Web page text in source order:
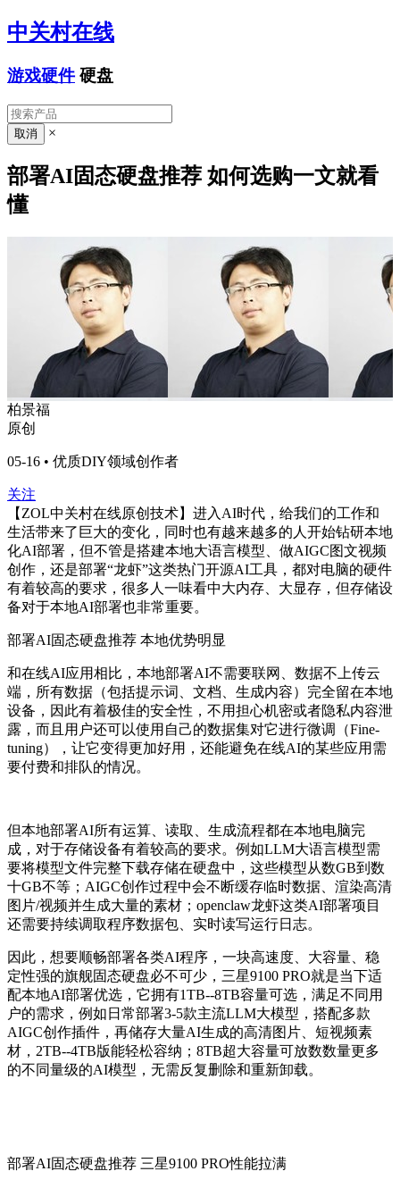
中关村在线
游戏硬件 硬盘
×
部署AI固态硬盘推荐 如何选购一文就看
懂
柏景福
原创
05-16 • 优质DIY领域创作者
关注
【ZOL中关村在线原创技术】进入AI时代，给我们的工作和
生活带来了巨大的变化，同时也有越来越多的人开始钻研本地
化AI部署，但不管是搭建本地大语言模型、做AIGC图文视频
创作，还是部署“龙虾”这类热门开源AI工具，都对电脑的硬件
有着较高的要求，很多人一味看中大内存、大显存，但存储设
备对于本地AI部署也非常重要。
部署AI固态硬盘推荐 本地优势明显
和在线AI应用相比，本地部署AI不需要联网、数据不上传云
端，所有数据（包括提示词、文档、生成内容）完全留在本地
设备，因此有着极佳的安全性，不用担心机密或者隐私内容泄
露，而且用户还可以使用自己的数据集对它进行微调（Fine-
tuning），让它变得更加好用，还能避免在线AI的某些应用需
要付费和排队的情况。
但本地部署AI所有运算、读取、生成流程都在本地电脑完
成，对于存储设备有着较高的要求。例如LLM大语言模型需
要将模型文件完整下载存储在硬盘中，这些模型从数GB到数
十GB不等；AIGC创作过程中会不断缓存临时数据、渲染高清
图片/视频并生成大量的素材；openclaw龙虾这类AI部署项目
还需要持续调取程序数据包、实时读写运行日志。
因此，想要顺畅部署各类AI程序，一块高速度、大容量、稳
定性强的旗舰固态硬盘必不可少，三星9100 PRO就是当下适
配本地AI部署优选，它拥有1TB--8TB容量可选，满足不同用
户的需求，例如日常部署3-5款主流LLM大模型，搭配多款
AIGC创作插件，再储存大量AI生成的高清图片、短视频素
材，2TB--4TB版能轻松容纳；8TB超大容量可放数数量更多
的不同量级的AI模型，无需反复删除和重新卸载。
部署AI固态硬盘推荐 三星9100 PRO性能拉满